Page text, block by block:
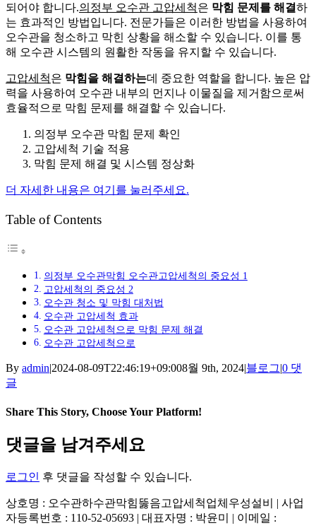
되어야 합니다.의정부 오수관 고압세척은 막힘 문제를 해결하
는 효과적인 방법입니다. 전문가들은 이러한 방법을 사용하여
오수관을 청소하고 막힌 상황을 해소할 수 있습니다. 이를 통
해 오수관 시스템의 원활한 작동을 유지할 수 있습니다.
고압세척은 막힘을 해결하는데 중요한 역할을 합니다. 높은 압
력을 사용하여 오수관 내부의 먼지나 이물질을 제거함으로써
효율적으로 막힘 문제를 해결할 수 있습니다.
의정부 오수관 막힘 문제 확인
고압세척 기술 적용
막힘 문제 해결 및 시스템 정상화
더 자세한 내용은 여기를 눌러주세요.
Table of Contents
의정부 오수관막힘 오수관고압세척의 중요성 1
고압세척의 중요성 2
오수관 청소 및 막힘 대처법
오수관 고압세척 효과
오수관 고압세척으로 막힘 문제 해결
오수관 고압세척으로
By admin|2024-08-09T22:46:19+09:008월 9th, 2024|블로그|0 댓
글
Share This Story, Choose Your Platform!
Facebook
X
Reddit
LinkedIn
Tumblr
Pinterest
Vk
이
메
댓글을 남겨주세요
로그인 후 댓글을 작성할 수 있습니다.
상호명 : 오수관하수관막힘뚫음고압세척업체우성설비 | 사업
자등록번호 : 110-52-05693 | 대표자명 : 박윤미 | 이메일 :